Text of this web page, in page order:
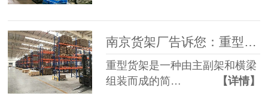
南京货架厂告诉您：重型货架的高度限制
重型货架是一种由主副架和横梁
组装而成的简…
【详情】